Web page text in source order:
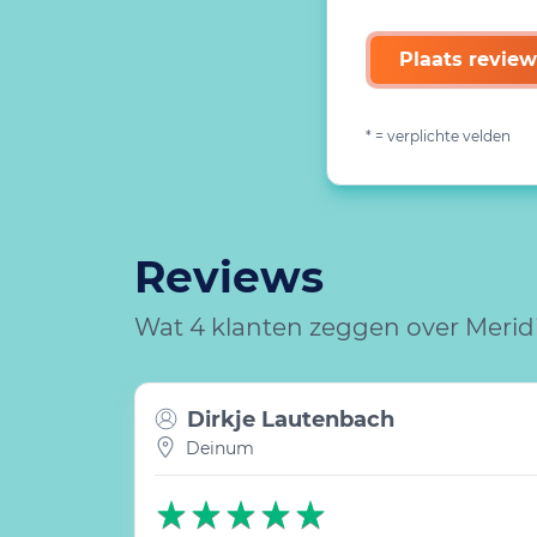
Plaats review
* = verplichte velden
Reviews
Wat 4 klanten zeggen over
Dirkje Lautenbach
Deinum